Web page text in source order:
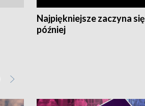
Najpiękniejsze zaczyna się
później